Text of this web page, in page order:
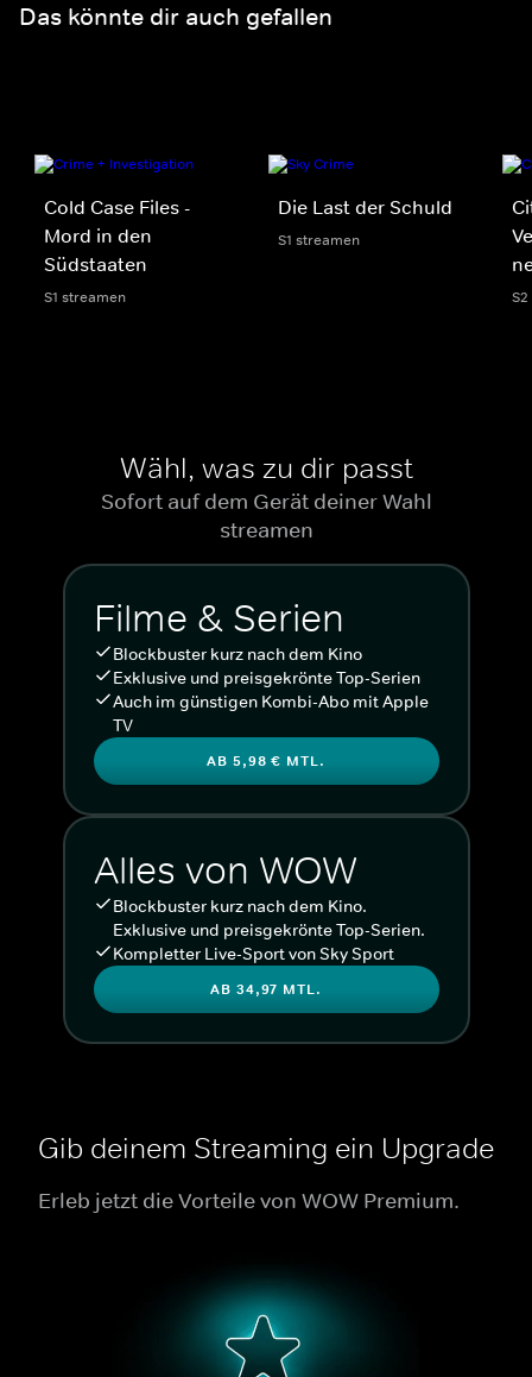
Das könnte dir auch gefallen
Cold Case Files -
Mord in den
Südstaaten
S1 streamen
Die Last der Schuld
S1 streamen
Wähl, was zu dir passt
Sofort auf dem Gerät deiner Wahl
streamen
Filme & Serien
Blockbuster kurz nach dem Kino
Exklusive und preisgekrönte Top-Serien
Auch im günstigen Kombi-Abo mit Apple
TV
AB 5,98 € MTL.
Alles von WOW
Blockbuster kurz nach dem Kino.
Exklusive und preisgekrönte Top-Serien.
Kompletter Live-Sport von Sky Sport
AB 34,97 MTL.
Gib deinem Streaming ein Upgrade
Erleb jetzt die Vorteile von WOW Premium.